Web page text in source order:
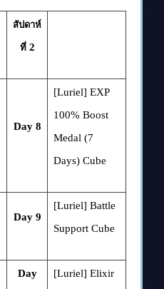
สัปดาห์
ที่ 2
Day 8
[Luriel] EXP
100% Boost
Medal (7
Days) Cube
Day 9
[Luriel] Battle
Support Cube
Day
[Luriel] Elixir